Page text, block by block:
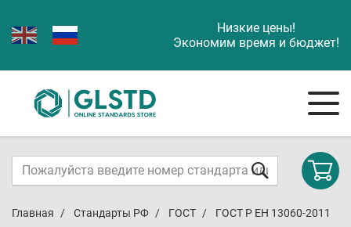
Низкие цены!
Экономим время и бюджет!
Главная Стандарты РФ ГОСТ ГОСТ Р ЕН 13060-2011